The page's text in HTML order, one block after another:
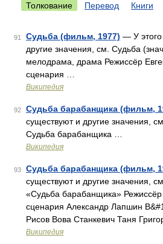
Толкование Перевод Книги
91 Судьба (фильм, 1977) — У
другие значения, см. Судьба
мелодрама, драма Режиссёр
сценария …
Википедия
92 Судьба барабанщика (фильм,
существуют и другие значения,
Судьба барабанщика …
Википедия
93 Судьба барабанщика (фильм,
существуют и другие значения,
«Судьба барабанщика»
сценария Александр Лапшин
Рисов Вова Станкевич Таня
Википедия